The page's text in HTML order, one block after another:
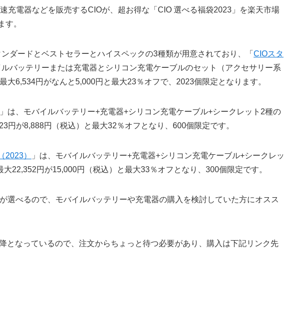
充電器などを販売するCIOが、超お得な「CIO 選べる福袋2023」を楽天市場
す。
ダードとベストセラーとハイスペックの3種類が用意されており、「 CIOスタ
ルバッテリーまたは充電器とシリコン充電ケーブルのセット（アクセサリー系
大6,534円がなんと5,000円と最大23％オフで、2023個限定となります。
」は、モバイルバッテリー+充電器+シリコン充電ケーブル+シークレット2種の
円が8,888円（税込）と最大32％オフとなり、600個限定です。
2023）
」は、モバイルバッテリー+充電器+シリコン充電ケーブル+シークレッ
大22,352円が15,000円（税込）と最大33％オフとなり、300個限定です。
選べるので、モバイルバッテリーや充電器の購入を検討していた方にオスス
となっているので、注文からちょっと待つ必要があり、購入は下記リンク先